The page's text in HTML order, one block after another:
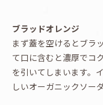
ブラッドオレンジ
まず蓋を空けるとブラ
て口に含むと濃厚でコ
を引いてしまいます。
しいオーガニックソーダ